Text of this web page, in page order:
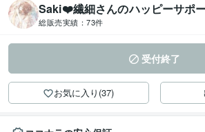
Saki❤️繊細さんのハッピーサポ
総販売実績： 73件
受付終了
お気に入り(37)